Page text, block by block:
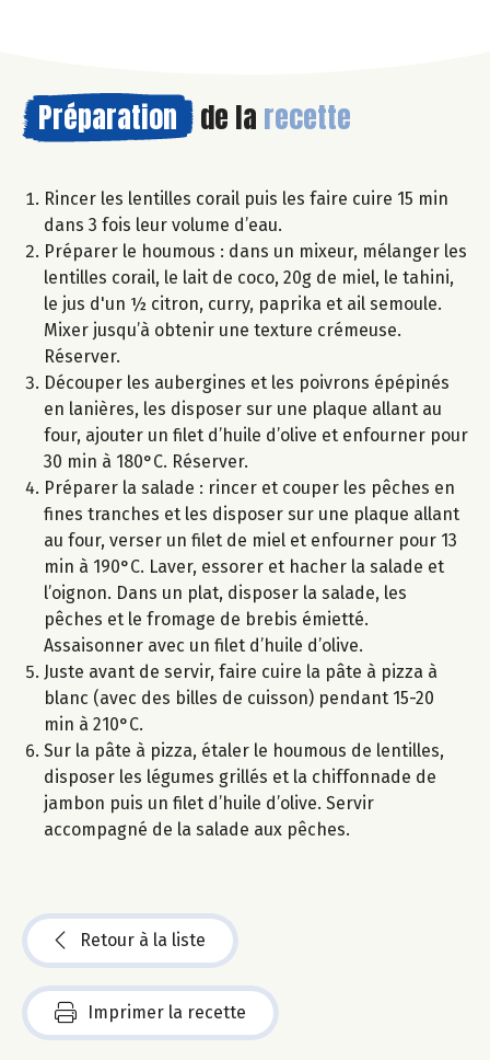
Préparation de la recette
Rincer les lentilles corail puis les faire cuire 15 min
dans 3 fois leur volume d’eau.
Préparer le houmous : dans un mixeur, mélanger les
lentilles corail, le lait de coco, 20g de miel, le tahini,
le jus d'un ½ citron, curry, paprika et ail semoule.
Mixer jusqu’à obtenir une texture crémeuse.
Réserver.
Découper les aubergines et les poivrons épépinés
en lanières, les disposer sur une plaque allant au
four, ajouter un filet d’huile d’olive et enfourner pour
30 min à 180°C. Réserver.
Préparer la salade : rincer et couper les pêches en
fines tranches et les disposer sur une plaque allant
au four, verser un filet de miel et enfourner pour 13
min à 190°C. Laver, essorer et hacher la salade et
l’oignon. Dans un plat, disposer la salade, les
pêches et le fromage de brebis émietté.
Assaisonner avec un filet d’huile d’olive.
Juste avant de servir, faire cuire la pâte à pizza à
blanc (avec des billes de cuisson) pendant 15-20
min à 210°C.
Sur la pâte à pizza, étaler le houmous de lentilles,
disposer les légumes grillés et la chiffonnade de
jambon puis un filet d’huile d’olive. Servir
accompagné de la salade aux pêches.
Retour à la liste
Imprimer la recette